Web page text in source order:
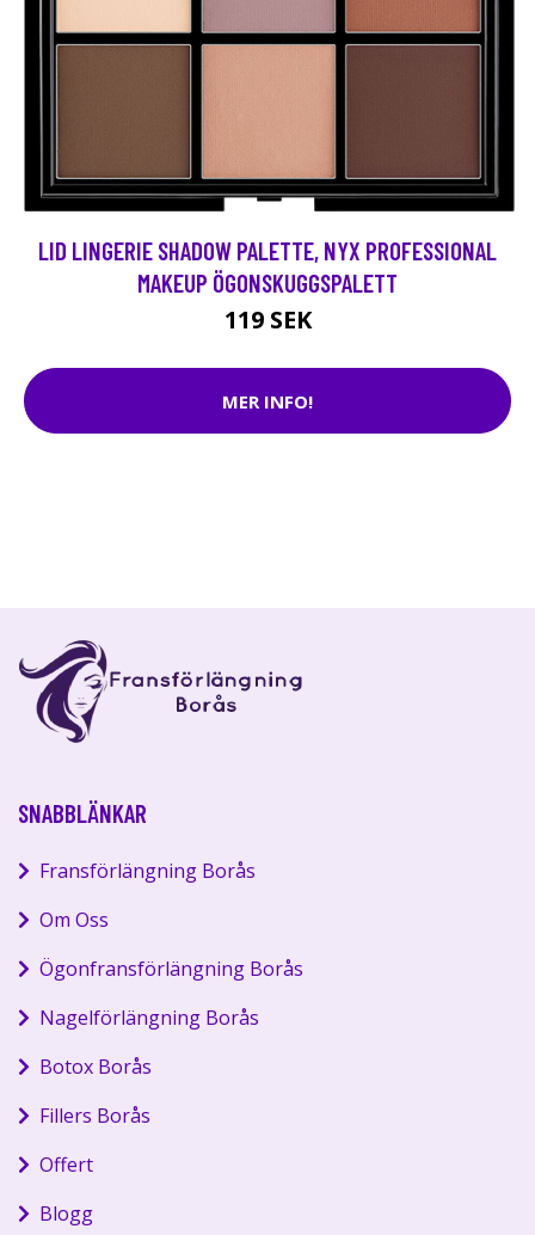
LID LINGERIE SHADOW PALETTE, NYX PROFESSIONAL
MAKEUP ÖGONSKUGGSPALETT
119 SEK
MER INFO!
SNABBLÄNKAR
Fransförlängning Borås
Om Oss
Ögonfransförlängning Borås
Nagelförlängning Borås
Botox Borås
Fillers Borås
Offert
Blogg